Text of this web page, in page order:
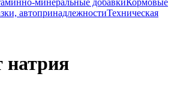
минеральные добавкиКормовые
автопринадлежностиТехническая
натрия